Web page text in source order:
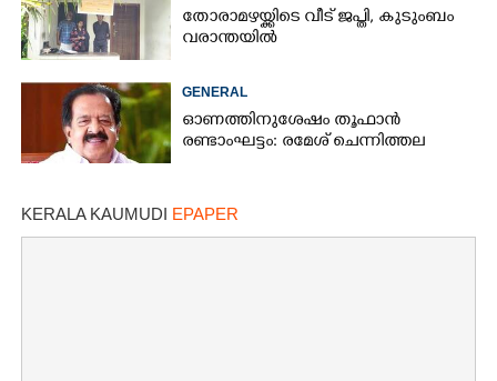
തോരാമഴയ്ക്കിടെ വീട് ജപ്തി, കുടുംബം
വരാന്തയിൽ
GENERAL
ഓണത്തിനുശേഷം തൂഫാൻ
രണ്ടാംഘട്ടം: രമേശ് ചെന്നിത്തല
KERALA KAUMUDI EPAPER